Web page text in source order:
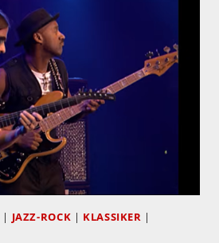
JAZZ-ROCK KLASSIKER